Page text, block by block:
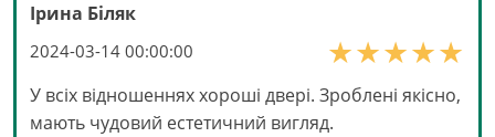
Ірина Біляк
2024-03-14 00:00:00
У всіх відношеннях хороші двері. Зроблені якісно,
мають чудовий естетичний вигляд.